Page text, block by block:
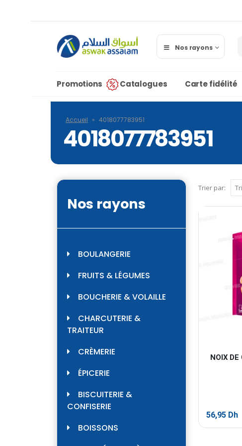
Nos rayons
Promotions Catalogues Carte fidélité
Accueil » 4018077783951
4018077783951
Trier par:
NOIX
56,95 Dh
Nos rayons
BOULANGERIE
FRUITS & LÉGUMES
BOUCHERIE & VOLAILLE
CHARCUTERIE &
TRAITEUR
CRÈMERIE
ÉPICERIE
BISCUITERIE &
CONFISERIE
BOISSONS